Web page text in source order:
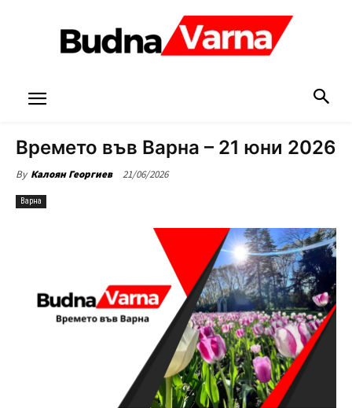
Времето във Варна – 21 юни 2026
By Калоян Георгиев 21/06/2026
Варна